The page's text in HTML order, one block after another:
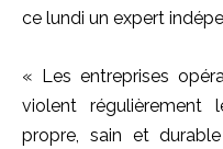
ce lundi un expert
« Les entreprises
violent régulièrement
propre, sain et